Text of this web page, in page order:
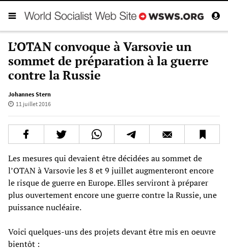
L’OTAN convoque à Varsovie un
sommet de préparation à la guerre
contre la Russie
Johannes Stern
11 juillet 2016
Les mesures qui devaient être décidées au sommet de
l’OTAN à Varsovie les 8 et 9 juillet augmenteront encore
le risque de guerre en Europe. Elles serviront à préparer
plus ouvertement encore une guerre contre la Russie, une
puissance nucléaire.
Voici quelques-uns des projets devant être mis en oeuvre
bientôt :